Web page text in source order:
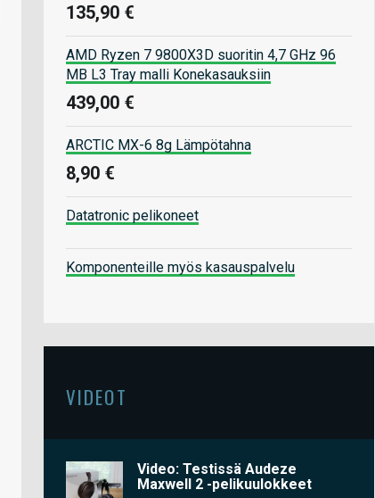
135,90 €
AMD Ryzen 7 9800X3D suoritin 4,7 GHz 96
MB L3 Tray malli Konekasauksiin
439,00 €
ARCTIC MX-6 8g Lämpötahna
8,90 €
Datatronic pelikoneet
Komponenteille myös kasauspalvelu
VIDEOT
Video: Testissä Audeze
Maxwell 2 -pelikuulokkeet